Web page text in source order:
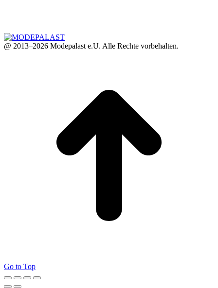
@ 2013–2026 Modepalast e.U. Alle Rechte vorbehalten.
Go to Top